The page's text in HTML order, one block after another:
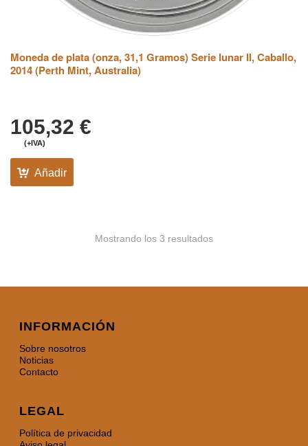
Moneda de plata (onza, 31,1 Gramos) Serie lunar II, Caballo,
2014 (Perth Mint, Australia)
105,32 €
(+IVA)
Añadir
Mostrando los 3 resultados
INFORMACIÓN
Sobre nosotros
Noticias
Contacto
LEGAL
Política de privacidad